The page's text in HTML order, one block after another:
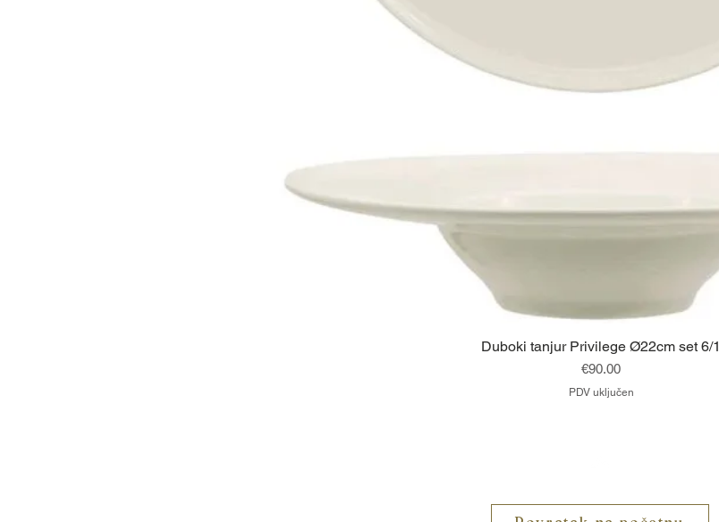
Brzi pregled
Duboki tanjur Privilege Ø22cm set 6/1
Cijena
€90.00
PDV uključen